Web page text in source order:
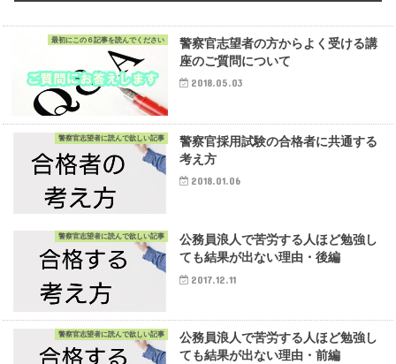
最初にこの６記事を読んでください
警察官志望者の方からよく受ける講
座のご質問について
2018.05.03
警察官志望者に読んで欲しい記事
警察官採用試験の合格者に共通する
考え方
2018.01.06
警察官志望者に読んで欲しい記事
公務員浪人で苦労する人ほど勉強し
ても結果が出ない理由・後編
2017.12.11
警察官志望者に読んで欲しい記事
公務員浪人で苦労する人ほど勉強し
ても結果が出ない理由・前編